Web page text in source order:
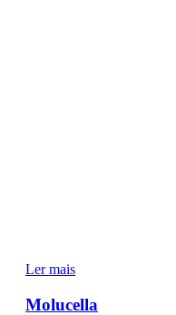
Ler mais
Molucella